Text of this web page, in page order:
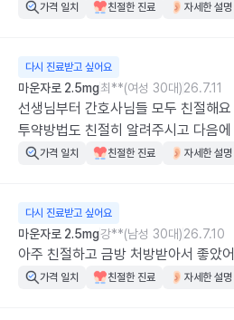
가격 일치 친절한 진료 자세한 설명
다시 진료받고 싶어요
마운자로 2.5mg최**(여성 30대)26.7.11
선생님부터 간호사님들 모두 친절해요
투약방법도 친절히 알려주시고 다음
가격 일치 친절한 진료 자세한 설명
다시 진료받고 싶어요
마운자로 2.5mg강**(남성 30대)26.7.10
아주 친절하고 금방 처방받아서 좋았
가격 일치 친절한 진료 자세한 설명